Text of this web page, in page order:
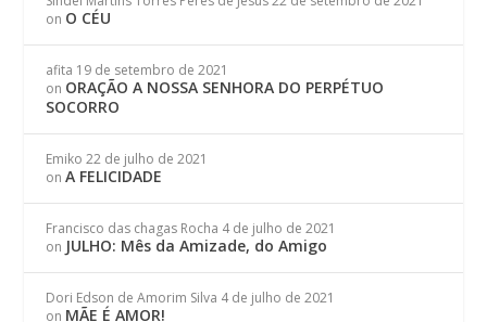
on O CÉU
afita 19 de setembro de 2021
on ORAÇÃO A NOSSA SENHORA DO PERPÉTUO
SOCORRO
Emiko 22 de julho de 2021
onA FELICIDADE
Francisco das chagas Rocha 4 de julho de 2021
on JULHO: Mês da Amizade, do Amigo
Dori Edson de Amorim Silva 4 de julho de 2021
on MÃE É AMOR!